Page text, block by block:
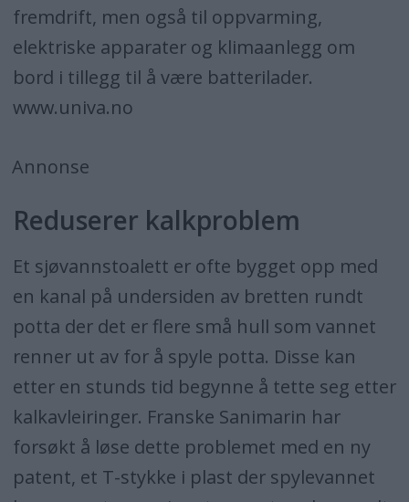
fremdrift, men også til oppvarming,
elektriske apparater og klimaanlegg om
bord i tillegg til å være batterilader.
www.univa.no
Annonse
Reduserer kalkproblem
Et sjøvannstoalett er ofte bygget opp med
en kanal på undersiden av bretten rundt
potta der det er flere små hull som vannet
renner ut av for å spyle potta. Disse kan
etter en stunds tid begynne å tette seg etter
kalkavleiringer. Franske Sanimarin har
forsøkt å løse dette problemet med en ny
patent, et T-stykke i plast der spylevannet